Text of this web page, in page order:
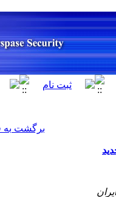
برگشت به